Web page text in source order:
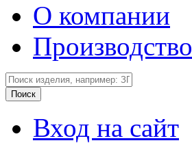
О компании
Производство
Вход на сайт